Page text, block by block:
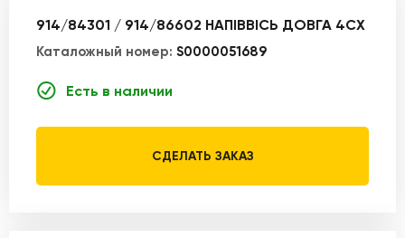
914/84301 / 914/86602 НАПІВВІСЬ ДОВГА 4CX
Каталожный номер: S0000051689
Есть в наличии
СДЕЛАТЬ ЗАКАЗ